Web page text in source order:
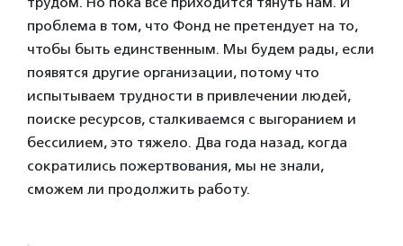
проблема в том, что Фонд не претендует на то,
чтобы быть единственным. Мы будем рады, если
появятся другие организации, потому что
испытываем трудности в привлечении людей,
поиске ресурсов, сталкиваемся с выгоранием и
бессилием, это тяжело. Два года назад, когда
сократились пожертвования, мы не знали,
сможем ли продолжить работу.